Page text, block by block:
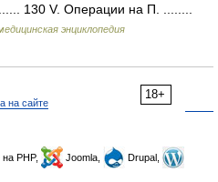
130 V. Операции на П. ........
энциклопедия
18+
на сайте
на PHP, Joomla,
Drupal,